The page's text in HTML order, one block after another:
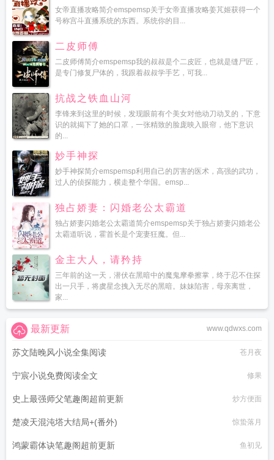
女帝直播攻略简介emspemsp关于女帝直播攻略姜芃姬获得一个
号称宫斗直播系统的东西。系统你的目...
二皮师傅
二皮师傅简介emspemsp我的叔叔是个二皮匠，也就是缝尸匠，
是专门修复尸体的，我跟着叔叔学手艺，可我...
抗战之铁血山河
李锋来到这里的时候，发现眼前有个美女对他动刀动叉的，下意
识的就揭下了她的口罩，一张精致的脸庞映入眼帘，他下意识
的...
妙手神探
妙手神探简介emspemsp利用自己的厉害的医术，高强的武功，
过人的侦探能力，横走整个华国。emsp...
独占娇妻：闪婚老公太霸道
独占娇妻闪婚老公太霸道简介emspemsp关于独占娇妻闪婚老公
太霸道听说，霍首长是个宠妻狂魔。但...
金主大人，请矜持
三年前的这一天，潜伏在黑暗中的魔鬼摩拳擦掌，终于忍不住探
出一只手，将虞星念拽入无尽的黑暗。妹妹陷害，母亲离世，
家...
www.qdwxs.com
最新更新
苏文陆晚风小说全集阅读 苍月夜
宁宸小说免费阅读全文 修果
史上最强师父笔趣阁超前更新 炒方便面
楚凌天混沌塔大结局+(番外) 惊蛰落月
鸿蒙霸体诀笔趣阁超前更新 鱼初见